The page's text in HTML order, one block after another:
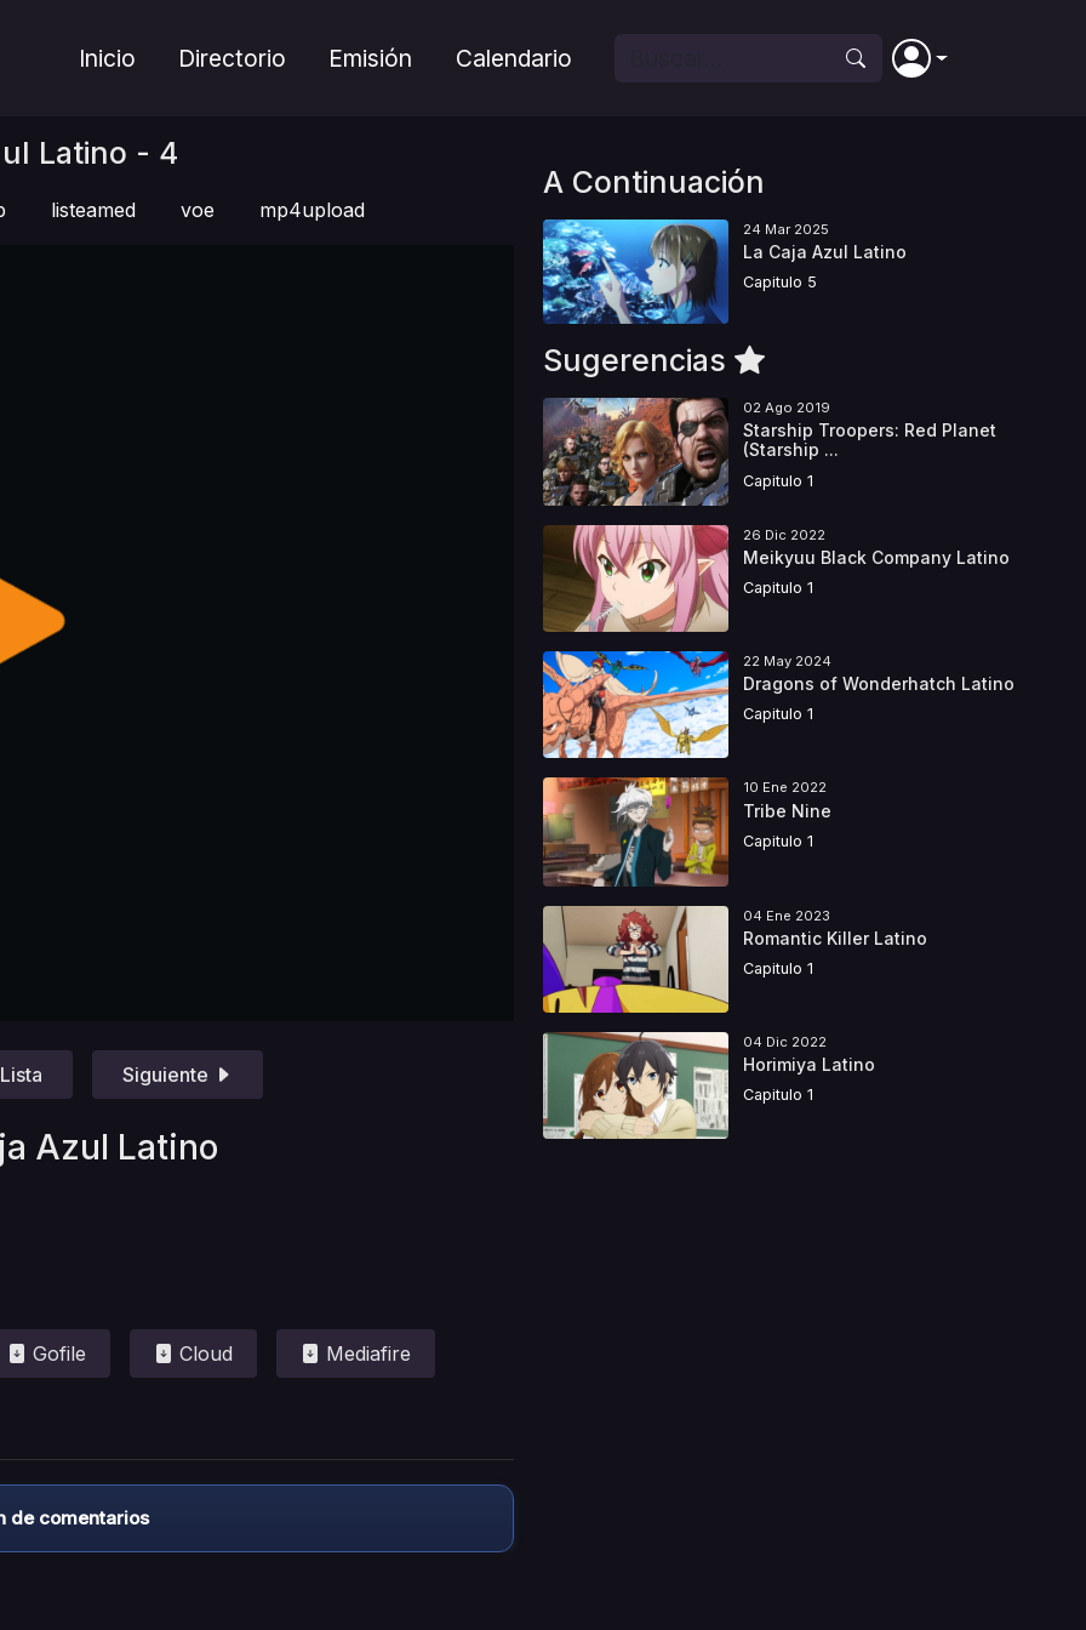
Inicio Directorio Emisión Calendario
Latino - 4
listeamed voe mp4upload
Lista Siguiente
Azul Latino
Gofile Cloud Mediafire
de comentarios
A Continuación
24 Mar 2025
La Caja Azul Latino
Capitulo 5
Sugerencias
02 Ago 2019
Starship Troopers: Red Planet
(Starship ...
Capitulo 1
26 Dic 2022
Meikyuu Black Company Latino
Capitulo 1
22 May 2024
Dragons of Wonderhatch Latino
Capitulo 1
10 Ene 2022
Tribe Nine
Capitulo 1
04 Ene 2023
Romantic Killer Latino
Capitulo 1
04 Dic 2022
Horimiya Latino
Capitulo 1